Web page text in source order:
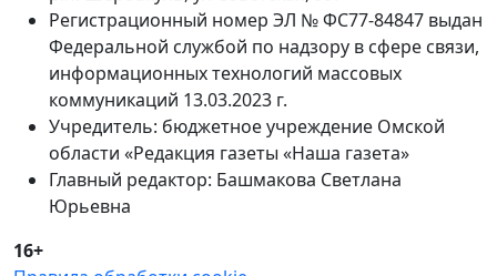
Регистрационный номер ЭЛ № ФС77-84847 выдан
Федеральной службой по надзору в сфере связи,
информационных технологий массовых
коммуникаций 13.03.2023 г.
Учредитель: бюджетное учреждение Омской
области «Редакция газеты «Наша газета»
Главный редактор: Башмакова Светлана
Юрьевна
16+